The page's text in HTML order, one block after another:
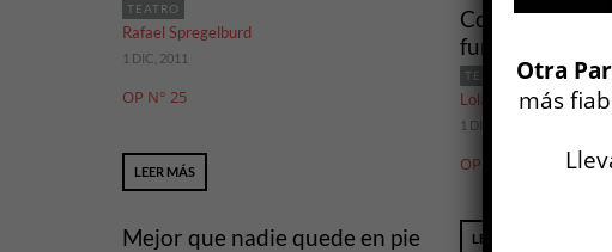
TEATRO
Rafael Spregelburd
1 DIC, 2011
OP N° 25
LEER MÁS
Mejor que nadie quede en pie
Como quien
funeral »
TEATRO
Lola Arias
1 DIC, 2008
OP N° 16
LEER MÁS
Otra
más